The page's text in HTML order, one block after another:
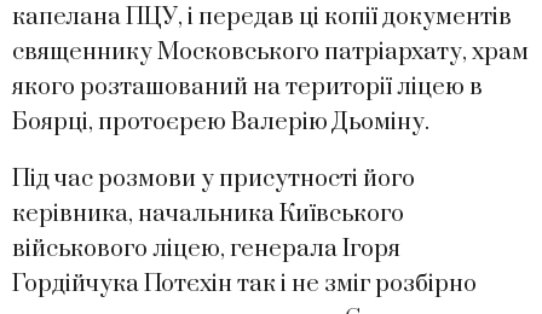
капелана ПЦУ, і передав ці копії документів
священнику Московського патріархату, храм
якого розташований на території ліцею в
Боярці, протоєрею Валерію Дьоміну.
Під час розмови у присутності його
керівника, начальника Київського
військового ліцею, генерала Ігоря
Гордійчука Потєхін так і не зміг розбірно